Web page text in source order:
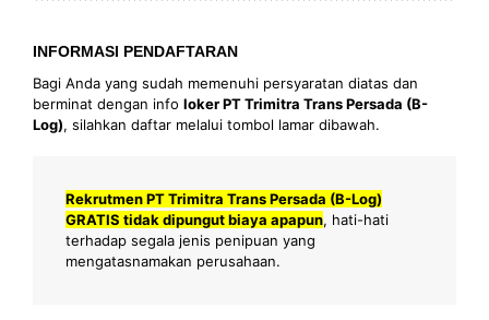
INFORMASI PENDAFTARAN
Bagi Anda yang sudah memenuhi persyaratan diatas dan
berminat dengan info loker PT Trimitra Trans Persada (B-
Log), silahkan daftar melalui tombol lamar dibawah.
Rekrutmen PT Trimitra Trans Persada (B-Log)
GRATIS tidak dipungut biaya apapun, hati-hati
terhadap segala jenis penipuan yang
mengatasnamakan perusahaan.